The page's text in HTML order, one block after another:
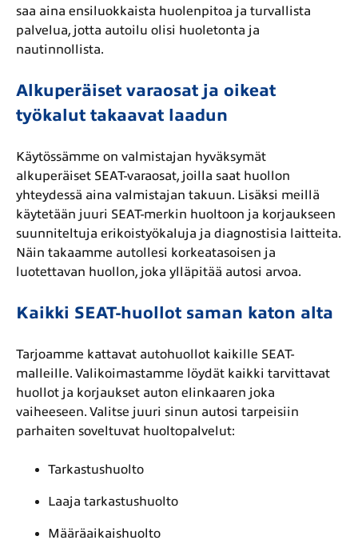
saa aina ensiluokkaista huolenpitoa ja turvallista
palvelua, jotta autoilu olisi huoletonta ja
nautinnollista.
Alkuperäiset varaosat ja oikeat
työkalut takaavat laadun
Käytössämme on valmistajan hyväksymät
alkuperäiset SEAT-varaosat, joilla saat huollon
yhteydessä aina valmistajan takuun. Lisäksi meillä
käytetään juuri SEAT-merkin huoltoon ja korjaukseen
suunniteltuja erikoistyökaluja ja diagnostisia laitteita.
Näin takaamme autollesi korkeatasoisen ja
luotettavan huollon, joka ylläpitää autosi arvoa.
Kaikki SEAT-huollot saman katon alta
Tarjoamme kattavat autohuollot kaikille SEAT-
malleille. Valikoimastamme löydät kaikki tarvittavat
huollot ja korjaukset auton elinkaaren joka
vaiheeseen. Valitse juuri sinun autosi tarpeisiin
parhaiten soveltuvat huoltopalvelut:
Tarkastushuolto
Laaja tarkastushuolto
Määräaikaishuolto